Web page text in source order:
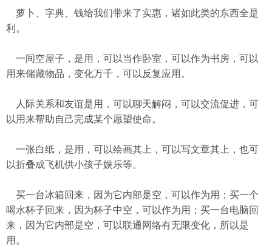
萝卜、字典、钱给我们带来了实惠，诸如此类的东西全是
利。
一间空屋子，是用，可以当作卧室，可以作为书房，可以
用来储藏物品，变化万千，可以反复应用。
人际关系和友谊是用，可以聊天解闷，可以交流促进，可
以用来帮助自己完成某个愿望使命。
一张白纸，是用，可以绘画其上，可以写文章其上，也可
以折叠成飞机供小孩子娱乐等。
买一台冰箱回来，因为它内部是空，可以作为用；买一个
喝水杯子回来，因为杯子中空，可以作为用；买一台电脑回
来，因为它内部是空，可以联通网络有无限变化，所以是
用。